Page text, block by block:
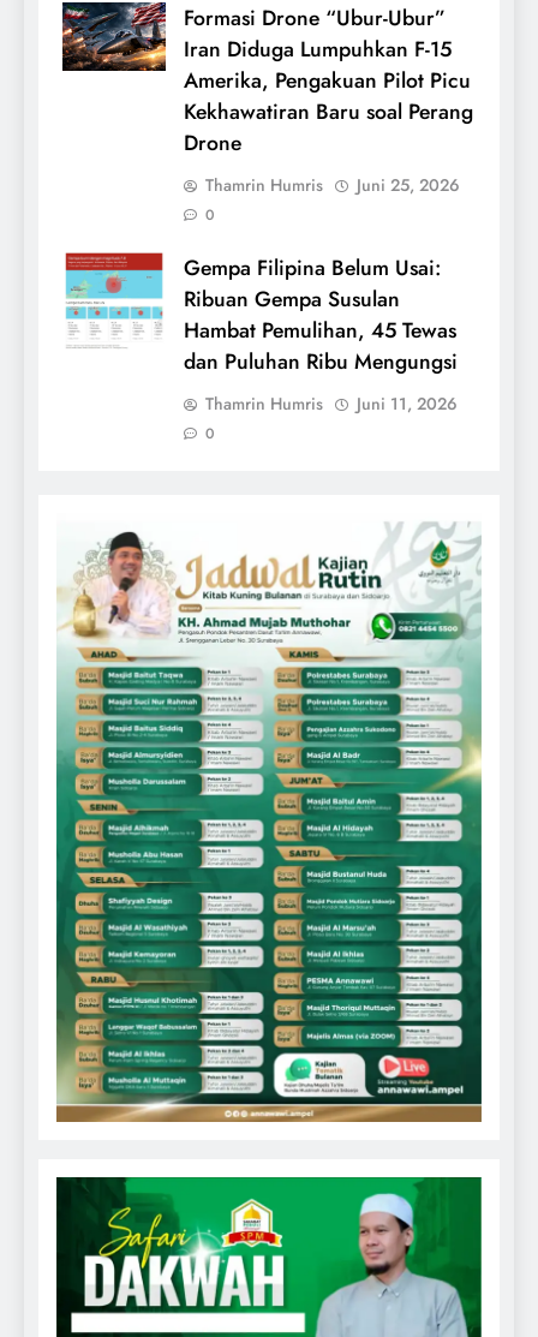
Formasi Drone “Ubur-Ubur”
Iran Diduga Lumpuhkan F-15
Amerika, Pengakuan Pilot Picu
Kekhawatiran Baru soal Perang
Drone
Thamrin Humris Juni 25, 2026
0
Gempa Filipina Belum Usai:
Ribuan Gempa Susulan
Hambat Pemulihan, 45 Tewas
dan Puluhan Ribu Mengungsi
Thamrin Humris Juni 11, 2026
0